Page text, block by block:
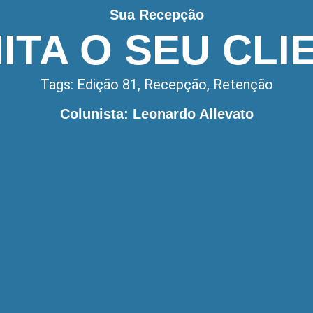
Sua Recepção
O SEU
Tags: Edição 81 , Recepção, Retenção
Colunista: Leonardo Allevato